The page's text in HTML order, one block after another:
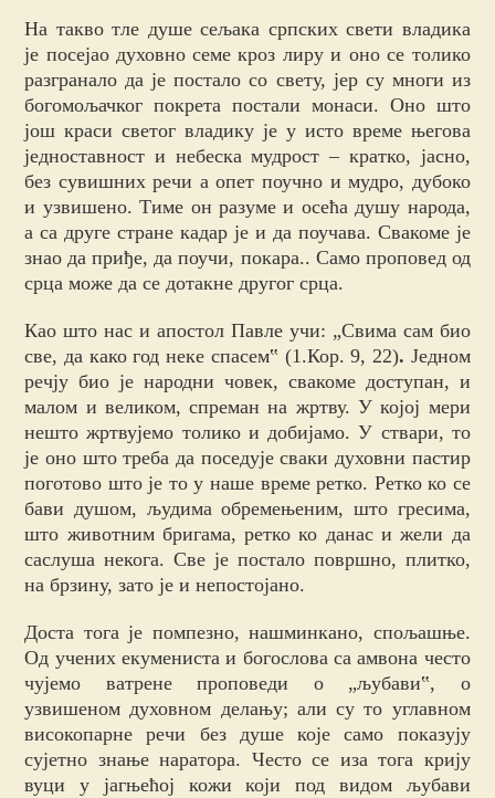
На такво тле душе сељака српских свети владика
је посејао духовно семе кроз лиру и оно се толико
разгранало да је постало со свету, јер су многи из
богомољачког покрета постали монаси. Оно што
још краси светог владику је у исто време његова
једноставност и небеска мудрост – кратко, јасно,
без сувишних речи а опет поучно и мудро, дубоко
и узвишено. Тиме он разуме и осећа душу народа,
а са друге стране кадар је и да поучава. Свакоме је
знао да приђе, да поучи, покара.. Само проповед од
срца може да се дотакне другог срца.
Као што нас и апостол Павле учи: „Свима сам био
све, да како год неке спасем‟ (1.Кор. 9, 22). Једном
речју био је народни човек, свакоме доступан, и
малом и великом, спреман на жртву. У којој мери
нешто жртвујемо толико и добијамо. У ствари, то
је оно што треба да поседује сваки духовни пастир
поготово што је то у наше време ретко. Ретко ко се
бави душом, људима обремењеним, што гресима,
што животним бригама, ретко ко данас и жели да
саслуша некога. Све је постало површно, плитко,
на брзину, зато је и непостојано.
Доста тога је помпезно, нашминкано, спољашње.
Од учених екумениста и богослова са амвона често
чујемо ватрене проповеди о „љубави‟, о
узвишеном духовном делању; али су то углавном
високопарне речи без душе које само показују
сујетно знање наратора. Често се иза тога крију
вуци у јагњећој кожи који под видом љубави